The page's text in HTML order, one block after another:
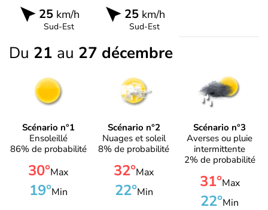
25km/h
Sud-Est
25km/h
Sud-Est
Du 21 au 27 décembre
Scénario n°1
Ensoleillé
86% de probabilité
30°Max
19°Min
Scénario n°2
Nuages et soleil
8% de probabilité
32°Max
22°Min
Scénario n°3
Averses ou pluie
intermittente
2% de probabilité
31°Max
22°Min